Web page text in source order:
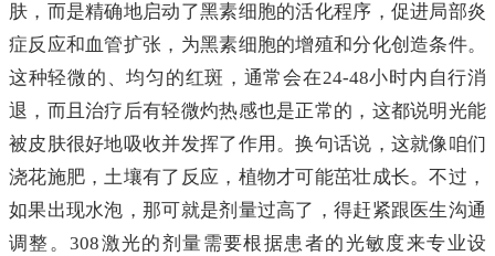
肤，而是精确地启动了黑素细胞的活化程序，促进局部炎
症反应和血管扩张，为黑素细胞的增殖和分化创造条件。
这种轻微的、均匀的红斑，通常会在24-48小时内自行消
退，而且治疗后有轻微灼热感也是正常的，这都说明光能
被皮肤很好地吸收并发挥了作用。换句话说，这就像咱们
浇花施肥，土壤有了反应，植物才可能茁壮成长。不过，
如果出现水泡，那可就是剂量过高了，得赶紧跟医生沟通
调整。308激光的剂量需要根据患者的光敏度来专业设